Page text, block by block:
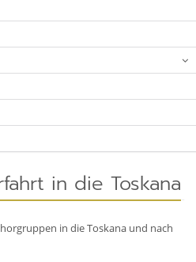
in die Toskana
in die Toskana und nach